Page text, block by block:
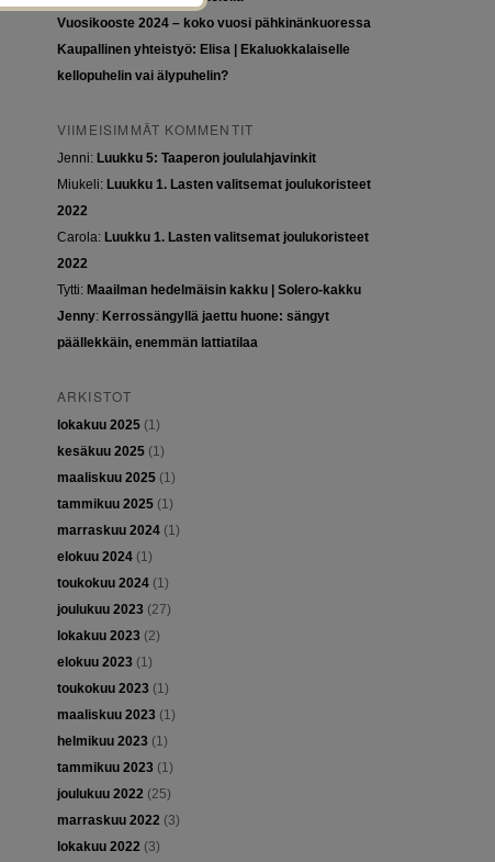
Vuosikooste 2024 – koko vuosi pähkinänkuoressa
Kaupallinen yhteistyö: Elisa | Ekaluokkalaiselle
kellopuhelin vai älypuhelin?
VIIMEISIMMÄT KOMMENTIT
Jenni: Luukku 5: Taaperon joululahjavinkit
Miukeli: Luukku 1. Lasten valitsemat joulukoristeet
2022
Carola: Luukku 1. Lasten valitsemat joulukoristeet
2022
Tytti: Maailman hedelmäisin kakku | Solero-kakku
Jenny: Kerrossängyllä jaettu huone: sängyt
päällekkäin, enemmän lattiatilaa
ARKISTOT
lokakuu 2025(1)
kesäkuu 2025(1)
maaliskuu 2025(1)
tammikuu 2025(1)
marraskuu 2024(1)
elokuu 2024(1)
toukokuu 2024(1)
joulukuu 2023(27)
lokakuu 2023(2)
elokuu 2023(1)
toukokuu 2023(1)
maaliskuu 2023(1)
helmikuu 2023(1)
tammikuu 2023(1)
joulukuu 2022(25)
marraskuu 2022(3)
lokakuu 2022(3)